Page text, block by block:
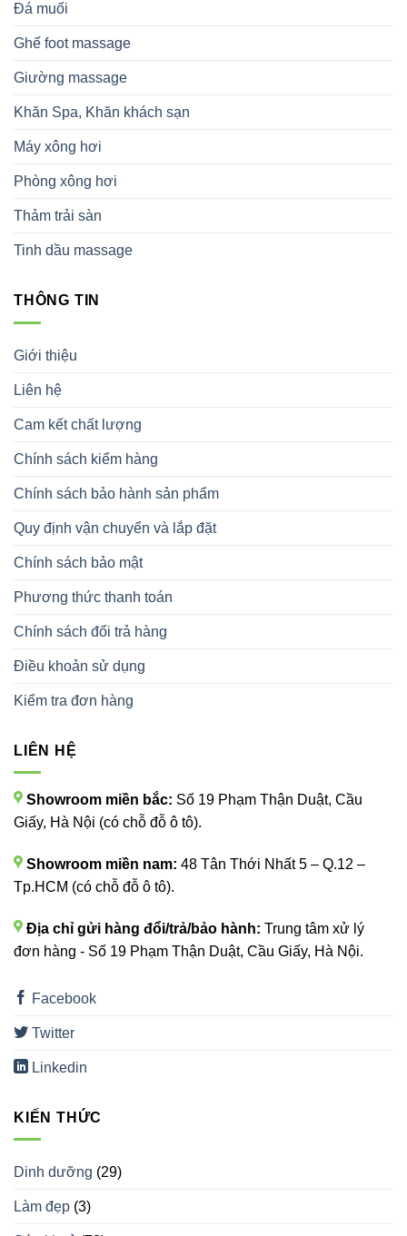
Đá muối
Ghế foot massage
Giường massage
Khăn Spa, Khăn khách sạn
Máy xông hơi
Phòng xông hơi
Thảm trải sàn
Tinh dầu massage
THÔNG TIN
Giới thiệu
Liên hệ
Cam kết chất lượng
Chính sách kiểm hàng
Chính sách bảo hành sản phẩm
Quy định vận chuyển và lắp đặt
Chính sách bảo mật
Phương thức thanh toán
Chính sách đổi trả hàng
Điều khoản sử dụng
Kiểm tra đơn hàng
LIÊN HỆ
Showroom miền bắc: Số 19 Phạm Thận Duật, Cầu
Giấy, Hà Nội (có chỗ đỗ ô tô).
Showroom miền nam: 48 Tân Thới Nhất 5 – Q.12 –
Tp.HCM (có chỗ đỗ ô tô).
Địa chỉ gửi hàng đổi/trả/bảo hành: Trung tâm xử lý
đơn hàng - Số 19 Phạm Thận Duật, Cầu Giấy, Hà Nội.
Facebook
Twitter
Linkedin
KIẾN THỨC
Dinh dưỡng (29)
Làm đẹp (3)